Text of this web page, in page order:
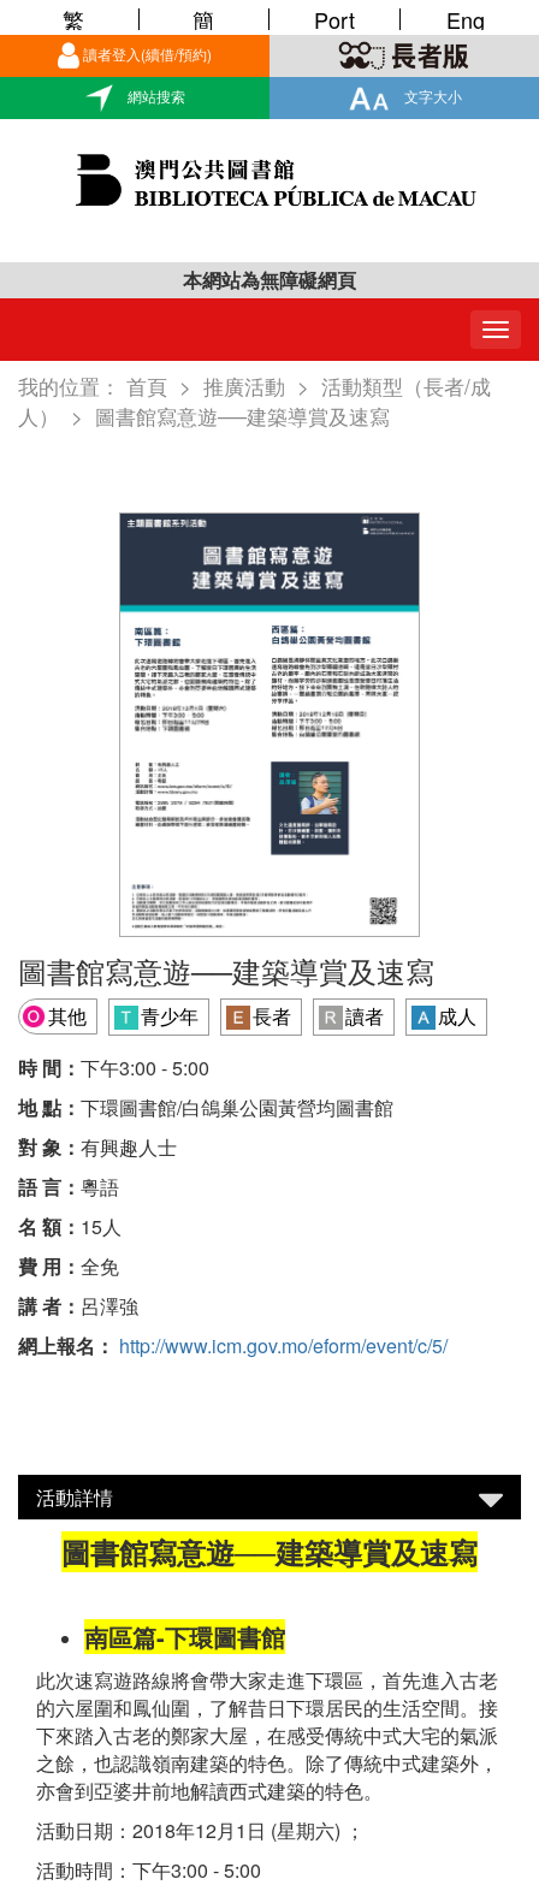
讀者登入(續借/預約)
網站搜索 文字大小
繁 簡 Port Eng
本網站為無障礙網頁
我的位置： 首頁 > 推廣活動 > 活動類型（長者/成
人）
> 圖書館寫意遊──建築導賞及速寫
圖書館寫意遊──建築導賞及速寫
其他 青少年 長者 讀者
成人
時 間： 下午3:00 - 5:00
地 點： 下環圖書館/白鴿巢公園黃營均圖書館
對 象： 有興趣人士
語 言： 粵語
名 額： 15人
費 用： 全免
講 者： 呂澤強
網上報名： http://www.icm.gov.mo/eform/event/c/5/
活動詳情
圖書館寫意遊──建築導賞及速寫
南區篇-下環圖書館
此次速寫遊路線將會帶大家走進下環區，首先進入古老
的六屋圍和鳳仙圍，了解昔日下環居民的生活空間。接
下來踏入古老的鄭家大屋，在感受傳統中式大宅的氣派
之餘，也認識嶺南建築的特色。除了傳統中式建築外，
亦會到亞婆井前地解讀西式建築的特色。
活動日期：2018年12月1日 (星期六) ；
活動時間：下午3:00 - 5:00